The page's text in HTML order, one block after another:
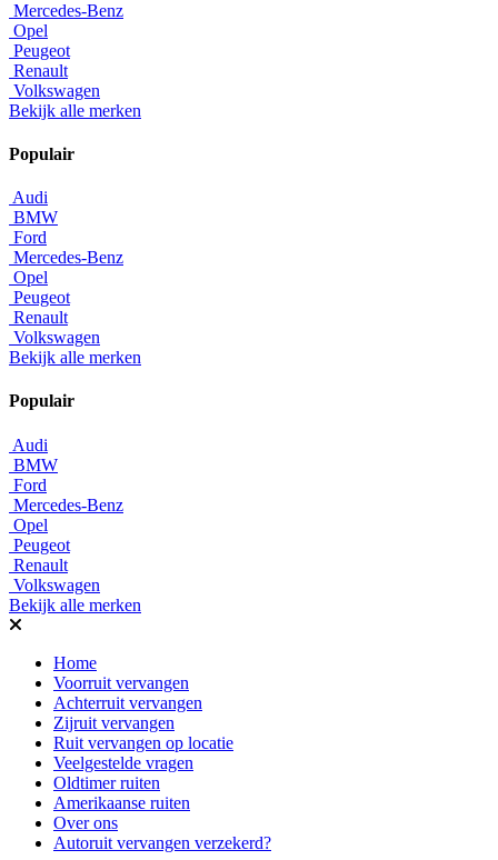
Mercedes-Benz
Opel
Peugeot
Renault
Volkswagen
Bekijk alle merken
Populair
Audi
BMW
Ford
Mercedes-Benz
Opel
Peugeot
Renault
Volkswagen
Bekijk alle merken
Populair
Audi
BMW
Ford
Mercedes-Benz
Opel
Peugeot
Renault
Volkswagen
Bekijk alle merken
Home
Voorruit vervangen
Achterruit vervangen
Zijruit vervangen
Ruit vervangen op locatie
Veelgestelde vragen
Oldtimer ruiten
Amerikaanse ruiten
Over ons
Autoruit vervangen verzekerd?